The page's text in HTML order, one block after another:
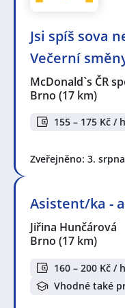
Jsi spíš sova
Večerní
McDonald`s ČR
Brno (17 km)
155 – 175 Kč /
Zveřejněno: 3. srpna
Asistent/ka -
Jiřina Hunčárová
Brno (17 km)
160 – 200 Kč /
Vhodné také